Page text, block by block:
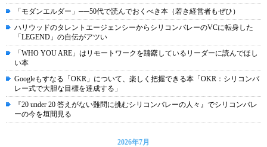
「モダンエルダー」──50代で読んでおくべき本（若き経営者もぜひ）
ハリウッドのタレントエージェンシーからシリコンバレーのVCに転身した
「LEGEND」の自伝がアツい
「WHO YOU ARE」はリモートワークを躊躇しているリーダーに読んでほし
い本
Googleもすなる「OKR」について、楽しく把握できる本「OKR：シリコンバ
レー式で大胆な目標を達成する」
『20 under 20 答えがない難問に挑むシリコンバレーの人々』でシリコンバレ
ーの今を垣間見る
2026年7月